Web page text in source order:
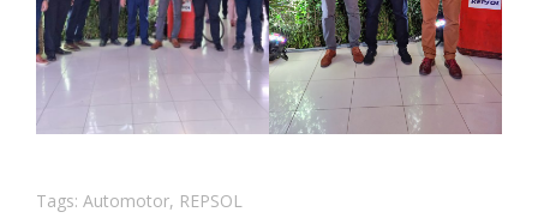
Tags: Automotor, REPSOL